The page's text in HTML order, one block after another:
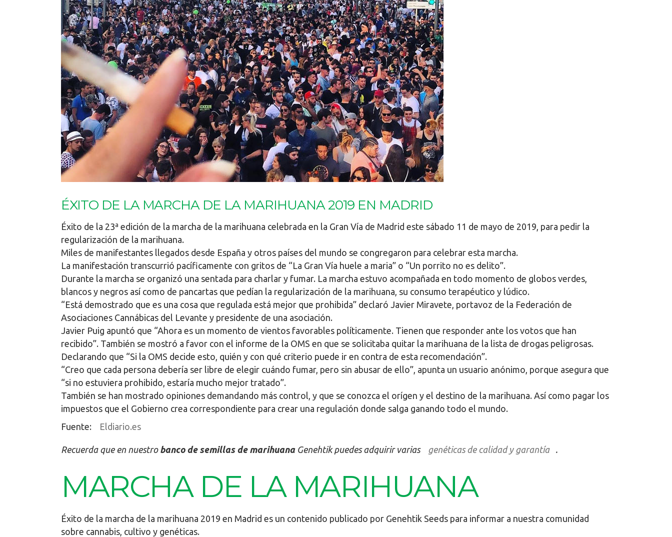
ÉXITO DE LA MARCHA DE LA MARIHUANA 2019 EN MADRID
Éxito de la 23ª edición de la marcha de la marihuana celebrada en la Gran Vía de Madrid este sábado 11 de mayo de 2019, para pedir la
regularización de la marihuana.
Miles de manifestantes llegados desde España y otros países del mundo se congregaron para celebrar esta marcha.
La manifestación transcurrió pacíficamente con gritos de “La Gran Vía huele a maria” o “Un porrito no es delito”.
Durante la marcha se organizó una sentada para charlar y fumar. La marcha estuvo acompañada en todo momento de globos verdes,
blancos y negros así como de pancartas que pedían la regularización de la marihuana, su consumo terapéutico y lúdico.
“Está demostrado que es una cosa que regulada está mejor que prohibida” declaró Javier Miravete, portavoz de la Federación de
Asociaciones Cannábicas del Levante y presidente de una asociación.
Javier Puig apuntó que “Ahora es un momento de vientos favorables políticamente. Tienen que responder ante los votos que han
recibido”. También se mostró a favor con el informe de la OMS en que se solicitaba quitar la marihuana de la lista de drogas peligrosas.
Declarando que “Si la OMS decide esto, quién y con qué criterio puede ir en contra de esta recomendación”.
“Creo que cada persona debería ser libre de elegir cuándo fumar, pero sin abusar de ello”, apunta un usuario anónimo, porque asegura que
“si no estuviera prohibido, estaría mucho mejor tratado”.
También se han mostrado opiniones demandando más control, y que se conozca el orígen y el destino de la marihuana. Así como pagar los
impuestos que el Gobierno crea correspondiente para crear una regulación donde salga ganando todo el mundo.
Fuente:
Eldiario.es
Recuerda que en nuestro banco de semillas de marihuana Genehtik puedes adquirir varias genéticas de calidad y garantía .
MARCHA DE LA MARIHUANA
Éxito de la marcha de la marihuana 2019 en Madrid es un contenido publicado por Genehtik Seeds para informar a nuestra comunidad
sobre cannabis, cultivo y genéticas.